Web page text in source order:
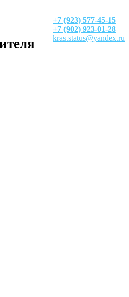
+7 (923) 577-45-15
+7 (902) 923-01-28
kras.status@yandex.ru